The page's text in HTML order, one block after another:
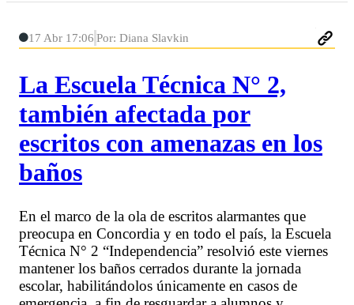
17 Abr 17:06 Por: Diana Slavkin
La Escuela Técnica N° 2,
también afectada por
escritos con amenazas en los
baños
En el marco de la ola de escritos alarmantes que
preocupa en Concordia y en todo el país, la Escuela
Técnica N° 2 “Independencia” resolvió este viernes
mantener los baños cerrados durante la jornada
escolar, habilitándolos únicamente en casos de